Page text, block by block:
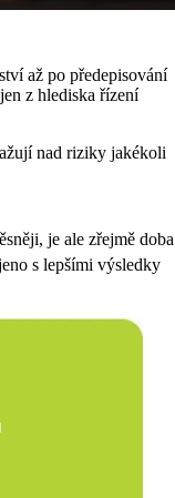
až po předepisování
z hlediska řízení
nad riziky jakékoli
je ale zřejmě doba
s lepšími výsledky